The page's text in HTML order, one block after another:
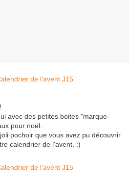
avec des petites boites "marque-
pour noël.
pochoir que vous avez pu découvrir
calendrier de l'avent. :)